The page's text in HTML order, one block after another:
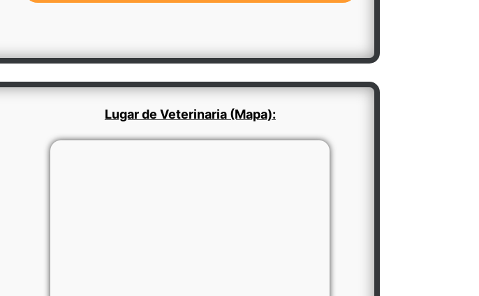
Lugar de Veterinaria (Mapa):